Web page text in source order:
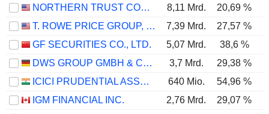
NORTHERN TRUST CORPORATION
8,11 Mrd. 20,69 %
T. ROWE PRICE GROUP, INC.
7,39 Mrd. 27,57 %
GF SECURITIES CO., LTD.
5,07 Mrd. 38,6 %
DWS GROUP GMBH & CO. KGAA
3,7 Mrd. 29,38 %
ICICI PRUDENTIAL ASSET MANAGEMENT COMPANY LIMITED
640 Mio. 54,96 %
IGM FINANCIAL INC.
2,76 Mrd. 29,07 %